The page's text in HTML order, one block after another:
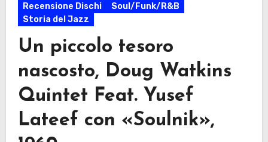
Recensione Dischi
Soul/Funk/R&B
Storia del Jazz
Un piccolo tesoro
nascosto, Doug Watkins
Quintet Feat. Yusef
Lateef con «Soulnik»,